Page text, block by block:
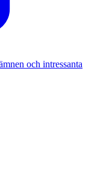
och intressanta